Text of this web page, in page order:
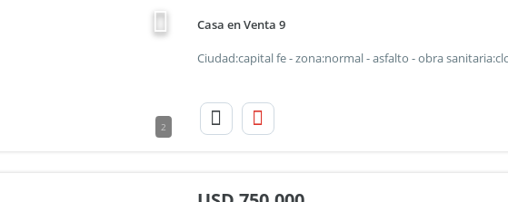
2
Casa en Venta 9